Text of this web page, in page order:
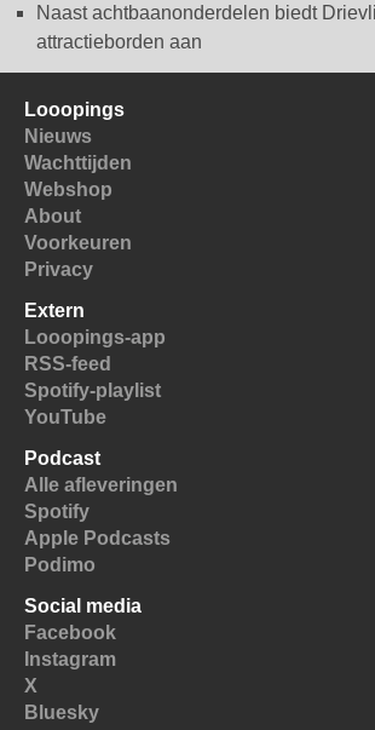
Naast achtbaanonderdelen biedt
attractieborden aan
Looopings
Nieuws
Wachttijden
Webshop
About
Voorkeuren
Privacy
Extern
Looopings-app
RSS-feed
Spotify-playlist
YouTube
Podcast
Alle afleveringen
Spotify
Apple Podcasts
Podimo
Social media
Facebook
Instagram
X
Bluesky